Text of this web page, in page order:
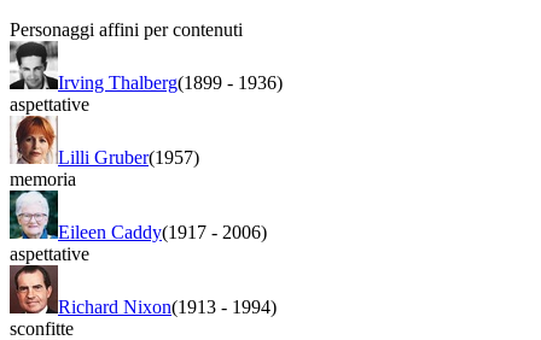
Personaggi affini per contenuti
Irving Thalberg(1899 - 1936)
aspettative
Lilli Gruber(1957)
memoria
Eileen Caddy(1917 - 2006)
aspettative
Richard Nixon(1913 - 1994)
sconfitte